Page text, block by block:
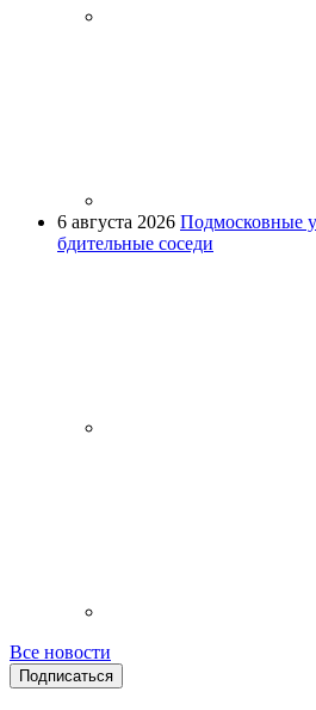
6 августа 2026 Подмосковные
бдительные соседи
Все новости
Подписаться